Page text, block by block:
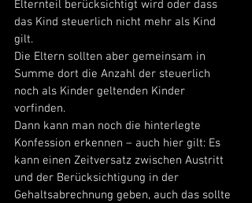
Elternteil berücksichtigt wird oder dass
das Kind steuerlich nicht mehr als Kind
gilt.
Die Eltern sollten aber gemeinsam in
Summe dort die Anzahl der steuerlich
noch als Kinder geltenden Kinder
vorfinden.
Dann kann man noch die hinterlegte
Konfession erkennen – auch hier gilt: Es
kann einen Zeitversatz zwischen Austritt
und der Berücksichtigung in der
Gehaltsabrechnung geben, auch das sollte